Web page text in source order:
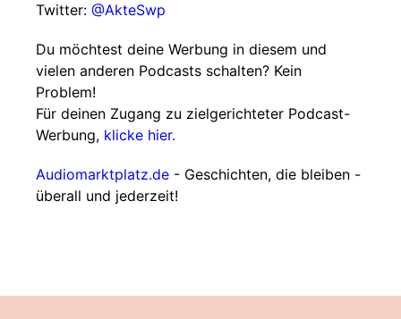
Twitter: @AkteSwp
Du möchtest deine Werbung in diesem und
vielen anderen Podcasts schalten? Kein
Problem!
Für deinen Zugang zu zielgerichteter Podcast-
Werbung, klicke hier.
Audiomarktplatz.de - Geschichten, die bleiben -
überall und jederzeit!